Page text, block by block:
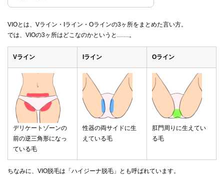
VIOとは、Vライン・Iライン・Oラインの3ヶ所をまとめた言い方。
では、VIOの3ヶ所はどこなのかというと……。
Vライン Iライン Oライン
デリケートゾーンの
前の逆三角形になっ
ている毛
性器の両サイドに生
えている毛
肛門周りに生えてい
る毛
ちなみに、VIO脱毛は「ハイジーナ脱毛」とも呼ばれています。